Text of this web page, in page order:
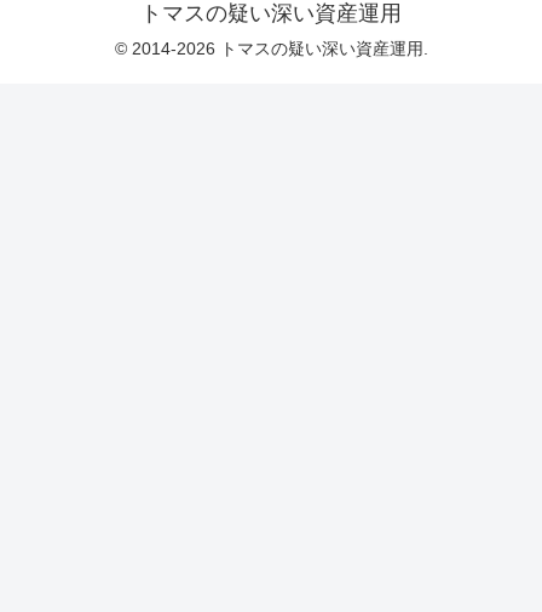
トマスの疑い深い資産運用
© 2014-2026 トマスの疑い深い資産運用.